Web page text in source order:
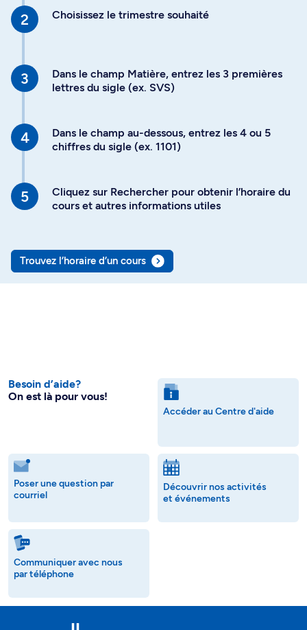
Choisissez le trimestre souhaité
Dans le champ Matière, entrez les 3 premières
lettres du sigle (ex. SVS)
Dans le champ au-dessous, entrez les 4 ou 5
chiffres du sigle (ex. 1101)
Cliquez sur Rechercher pour obtenir l’horaire du
cours et autres informations utiles
Trouvez l’horaire d’un cours
Besoin d’aide?
On est là pour vous!
Accéder au Centre d'aide
Poser une question par
courriel
Découvrir nos activités
et événements
Communiquer avec nous
par téléphone